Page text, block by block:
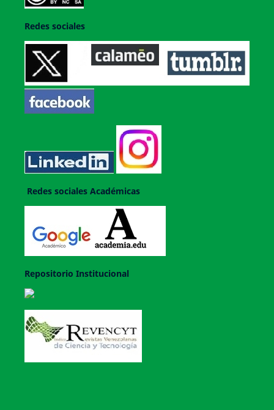
Redes sociales
Redes sociales Académicas
Repositorio Institucional